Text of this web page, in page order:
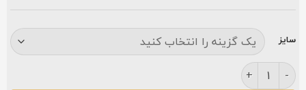
سایز
فرش زمرد مشهد ۵۰۰ شانه کد ۱۸۱۱۶ لاکی عدد